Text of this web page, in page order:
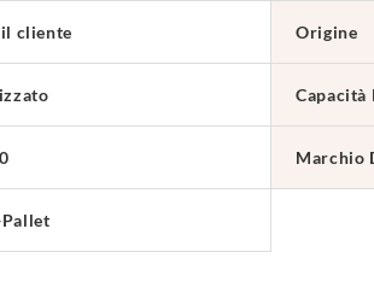
cliente Origine
Marchio